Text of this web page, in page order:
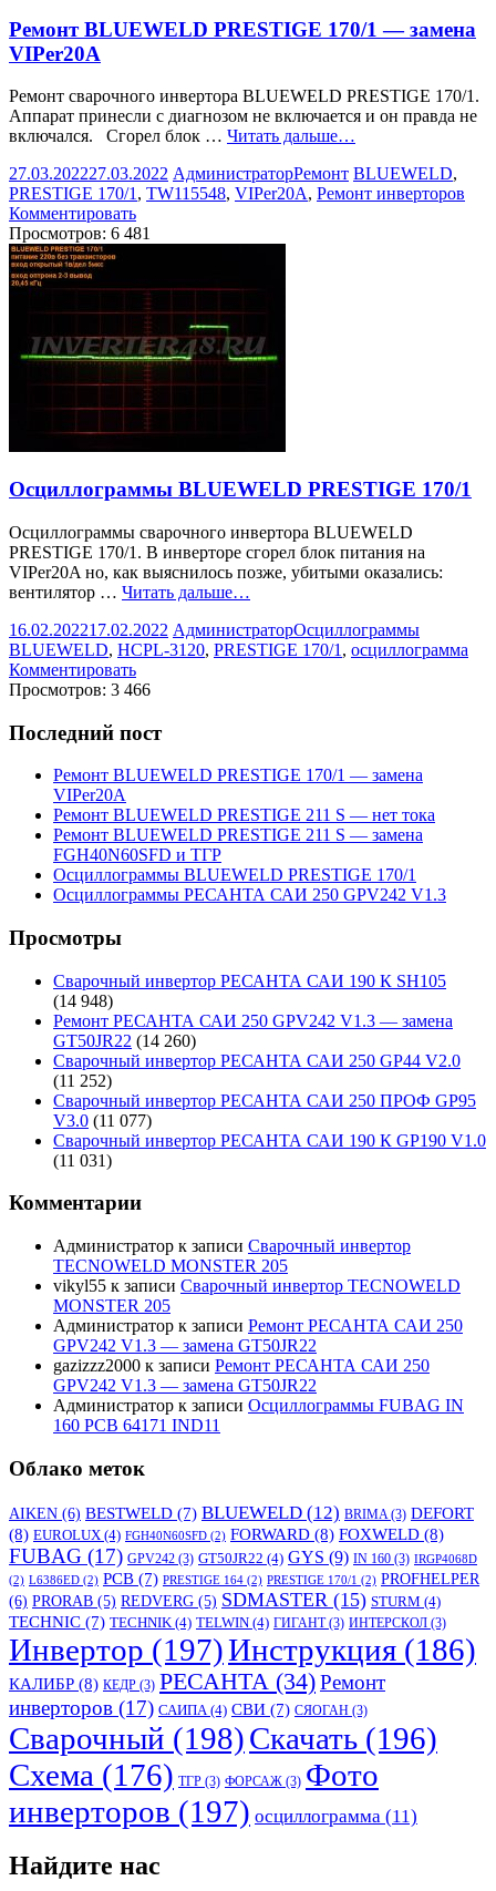
Ремонт BLUEWELD PRESTIGE 170/1 — замена
VIPer20A
Ремонт сварочного инвертора BLUEWELD PRESTIGE 170/1.
Аппарат принесли с диагнозом не включается и он правда не
включался. Сгорел блок … Читать дальше…
27.03.202227.03.2022 АдминистраторРемонт BLUEWELD,
PRESTIGE 170/1 , TW115548, VIPer20A, Ремонт инверторов
Комментировать
Просмотров: 6 481
Осциллограммы BLUEWELD PRESTIGE 170/1
Осциллограммы сварочного инвертора BLUEWELD
PRESTIGE 170/1. В инверторе сгорел блок питания на
VIPer20A но, как выяснилось позже, убитыми оказались:
вентилятор … Читать дальше…
16.02.202217.02.2022 АдминистраторОсциллограммы
BLUEWELD, HCPL-3120, PRESTIGE 170/1 , осциллограмма
Комментировать
Просмотров: 3 466
Последний пост
Ремонт BLUEWELD PRESTIGE 170/1 — замена
VIPer20A
Ремонт BLUEWELD PRESTIGE 211 S — нет тока
Ремонт BLUEWELD PRESTIGE 211 S — замена
FGH40N60SFD и ТГР
Осциллограммы BLUEWELD PRESTIGE 170/1
Осциллограммы РЕСАНТА САИ 250 GPV242 V1.3
Просмотры
Сварочный инвертор РЕСАНТА САИ 190 К SH105
(14 948)
Ремонт РЕСАНТА САИ 250 GPV242 V1.3 — замена
GT50JR22 (14 260)
Сварочный инвертор РЕСАНТА САИ 250 GP44 V2.0
(11 252)
Сварочный инвертор РЕСАНТА САИ 250 ПРОФ GP95
V3.0 (11 077)
Сварочный инвертор РЕСАНТА САИ 190 К GP190 V1.0
(11 031)
Комментарии
Администратор к записи Сварочный инвертор
TECNOWELD MONSTER 205
vikyl55 к записи Сварочный инвертор TECNOWELD
MONSTER 205
Администратор к записи Ремонт РЕСАНТА САИ 250
GPV242 V1.3 — замена GT50JR22
gazizzz2000 к записи Ремонт РЕСАНТА САИ 250
GPV242 V1.3 — замена GT50JR22
Администратор к записи Осциллограммы FUBAG IN
160 PCB 64171 IND11
Облако меток
AIKEN (6) BESTWELD (7) BLUEWELD (12) BRIMA (3) DEFORT
(8) EUROLUX (4) FGH40N60SFD (2) FORWARD (8) FOXWELD (8)
FUBAG (17) GPV242 (3) GT50JR22 (4) GYS (9) IN 160 (3) IRGP4068D
(2) L6386ED (2) PCB (7) PRESTIGE 164 (2) PRESTIGE 170/1 (2) PROFHELPER
(6) PRORAB (5) REDVERG (5) SDMASTER (15) STURM (4)
TECHNIC (7) TECHNIK (4) TELWIN (4) ГИГАНТ(3) ИНТЕРСКОЛ (3)
Инвертор (197)Инструкция (186)
КАЛИБР (8) КЕДР (3) РЕСАНТА (34)Ремонт
инверторов (17) САИПА (4) СВИ (7) СЯОГАН (3)
Сварочный (198)Скачать (196)
Схема (176) ТГР (3) ФОРСАЖ (3) Фото
инверторов (197) осциллограмма (11)
Найдите нас